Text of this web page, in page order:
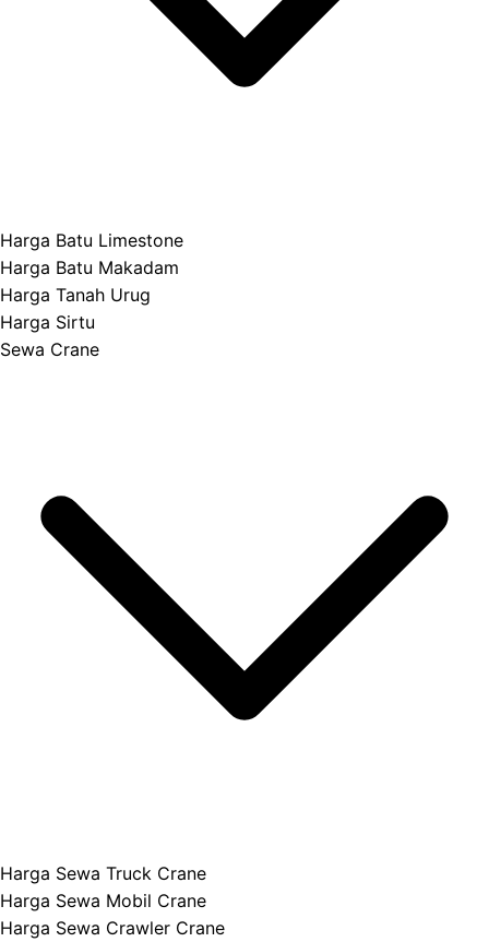
Harga Batu Limestone
Harga Batu Makadam
Harga Tanah Urug
Harga Sirtu
Sewa Crane
Harga Sewa Truck Crane
Harga Sewa Mobil Crane
Harga Sewa Crawler Crane